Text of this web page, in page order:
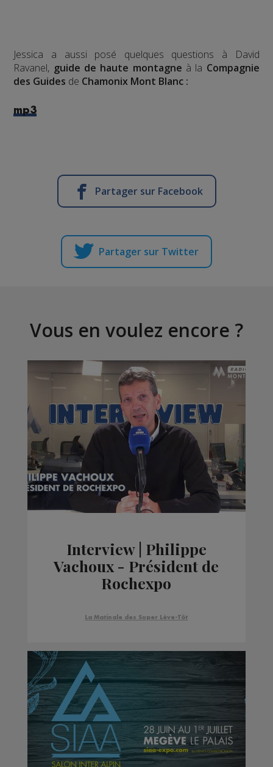
Jessica a aussi posé quelques questions à David
Ravanel, guide de haute montagne à la Compagnie
des Guides de Chamonix Mont Blanc :
mp3
Partager sur Facebook
Partager sur Twitter
Vous en voulez encore ?
Interview | Philippe
Vachoux - Président de
Rochexpo
La Matinale des Super Lève-Tôt